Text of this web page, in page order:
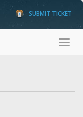
SUBMIT TICKET